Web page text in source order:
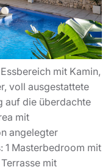
mit Kamin,
voll ausgestattete
auf die überdachte
mit
angelegter
1 Masterbedroom mit
mit